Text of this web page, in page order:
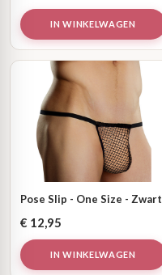
IN WINKELWAGEN
Pose Slip - One Size - Zwart
€ 12,95
IN WINKELWAGEN